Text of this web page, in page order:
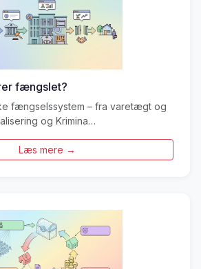
fængslet?
fængselssystem – fra varetægt og
og Krimina…
Læs mere →